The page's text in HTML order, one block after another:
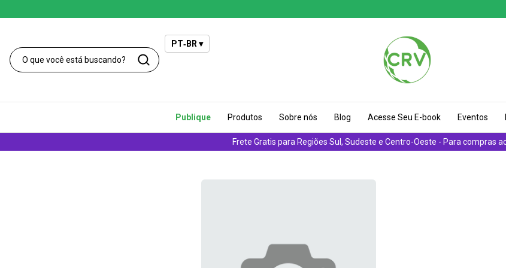
Frete Gratis para Regiões Sul, Sudeste e Centro-Oeste - Para compras
Publique Produtos Sobre nós Blog Acesse Seu E-book Eventos
PT‑BR ▾